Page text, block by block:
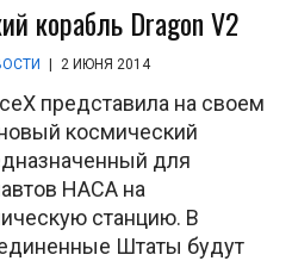
корабль Dragon V2
2 ИЮНЯ 2014
представила на своем
космический
для
НАСА на
станцию. В
Штаты будут